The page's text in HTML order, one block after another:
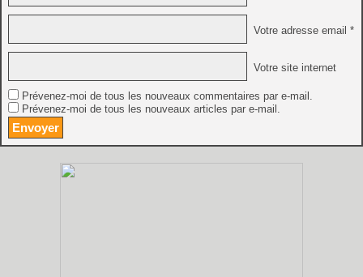
Votre adresse email *
Votre site internet
Prévenez-moi de tous les nouveaux commentaires par e-mail.
Prévenez-moi de tous les nouveaux articles par e-mail.